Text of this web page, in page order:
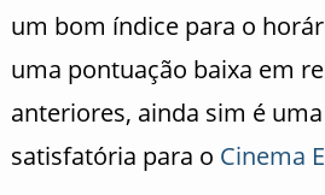
um bom índice para o
uma pontuação baixa em
anteriores, ainda sim é
satisfatória para o Cinema